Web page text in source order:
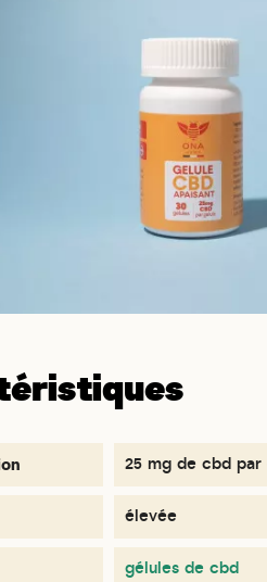
25 mg de cbd par
élevée
gélules de cbd